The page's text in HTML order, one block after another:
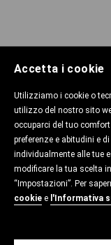
Accetta i cookie
Utilizziamo i cookie o
utilizzo del nostro sito
occuparci del tuo
preferenze e abitudini e
individualmente alle tue
modificare la tua scelta
“Impostazioni”. Per
cookie e l'Informativa